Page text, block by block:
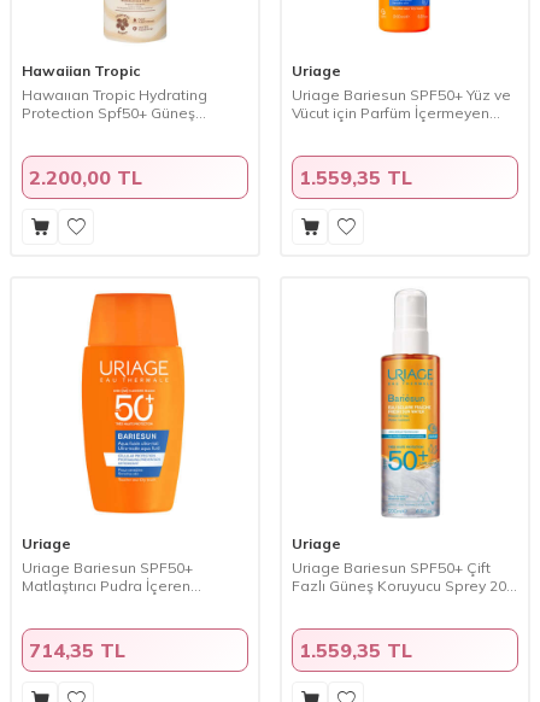
Hawaiian Tropic
Hawaııan Tropic Hydrating
Protection Spf50+ Güneş
2.200,00 TL
Uriage
Uriage Bariesun SPF50+ Yüz ve
Vücut için Parfüm İçermeyen
1.559,35 TL
Uriage
Uriage Bariesun SPF50+
Matlaştırıcı Pudra İçeren
714,35 TL
Uriage
Uriage Bariesun SPF50+ Çift
Fazlı Güneş Koruyucu Sprey 200
1.559,35 TL